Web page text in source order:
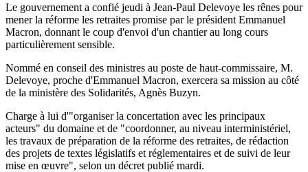
Le gouvernement a confié jeudi à Jean-Paul Delevoye les rênes pour
mener la réforme les retraites promise par le président Emmanuel
Macron, donnant le coup d'envoi d'un chantier au long cours
particulièrement sensible.
Nommé en conseil des ministres au poste de haut-commissaire, M.
Delevoye, proche d'Emmanuel Macron, exercera sa mission au côté
de la ministère des Solidarités, Agnès Buzyn.
Charge à lui d'"organiser la concertation avec les principaux
acteurs" du domaine et de "coordonner, au niveau interministériel,
les travaux de préparation de la réforme des retraites, de rédaction
des projets de textes législatifs et réglementaires et de suivi de leur
mise en œuvre", selon un décret publié mardi.